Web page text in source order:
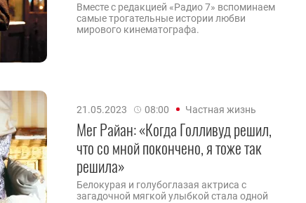
Вместе с редакцией «Радио 7» вспоминаем
самые трогательные истории любви
мирового кинематографа.
21.05.2023 08:00 Частная жизнь
Мег Райан: «Когда Голливуд решил,
что со мной покончено, я тоже так
решила»
Белокурая и голубоглазая актриса с
загадочной мягкой улыбкой стала одной